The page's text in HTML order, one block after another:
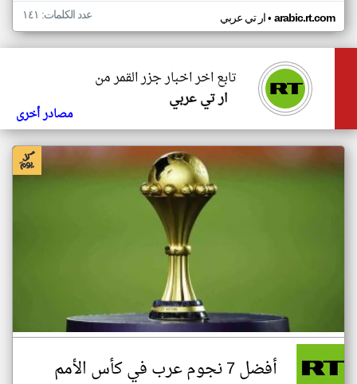
ار تي عربي• arabic.rt.com عدد الكلمات: ١٤١
تابع اخر اخبار جزر القمر من
ار تي عربي
مصادر أخرى
أفضل 7 نجوم عرب في كأس الأمم